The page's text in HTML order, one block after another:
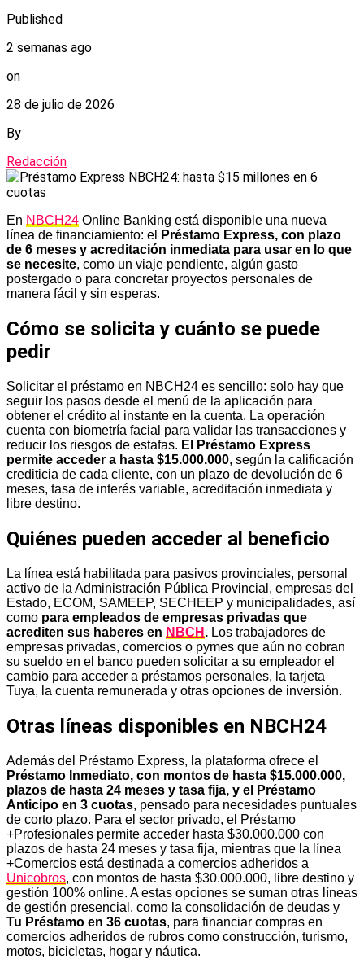
Published
2 semanas ago
on
28 de julio de 2026
By
Redacción
En NBCH24 Online Banking está disponible una nueva
línea de financiamiento: el
Préstamo Express, con plazo
de 6 meses y acreditación inmediata para usar en lo que
se necesite, como un viaje pendiente, algún gasto
postergado o para concretar proyectos personales de
manera fácil y sin esperas.
Cómo se solicita y cuánto se puede
pedir
Solicitar el préstamo en NBCH24 es sencillo: solo hay que
seguir los pasos desde el menú de la aplicación para
obtener el crédito al instante en la cuenta. La operación
cuenta con biometría facial para validar las transacciones y
reducir los riesgos de estafas. El Préstamo Express
permite acceder a hasta $15.000.000, según la calificación
crediticia de cada cliente, con un plazo de devolución de 6
meses, tasa de interés variable, acreditación inmediata y
libre destino.
Quiénes pueden acceder al beneficio
La línea está habilitada para pasivos provinciales, personal
activo de la Administración Pública Provincial, empresas del
Estado, ECOM, SAMEEP, SECHEEP y municipalidades, así
como para empleados de empresas privadas que
acrediten sus haberes en NBCH . Los trabajadores de
empresas privadas, comercios o pymes que aún no cobran
su sueldo en el banco pueden solicitar a su empleador el
cambio para acceder a préstamos personales, la tarjeta
Tuya, la cuenta remunerada y otras opciones de inversión.
Otras líneas disponibles en NBCH24
Además del Préstamo Express, la plataforma ofrece el
Préstamo Inmediato, con montos de hasta $15.000.000,
plazos de hasta 24 meses y tasa fija, y el Préstamo
Anticipo en 3 cuotas, pensado para necesidades puntuales
de corto plazo. Para el sector privado, el Préstamo
+Profesionales permite acceder hasta $30.000.000 con
plazos de hasta 24 meses y tasa fija, mientras que la línea
+Comercios está destinada a comercios adheridos a
Unicobros, con montos de hasta $30.000.000, libre destino y
gestión 100% online. A estas opciones se suman otras líneas
de gestión presencial, como la consolidación de deudas y
Tu Préstamo en 36 cuotas, para financiar compras en
comercios adheridos de rubros como construcción, turismo,
motos, bicicletas, hogar y náutica.